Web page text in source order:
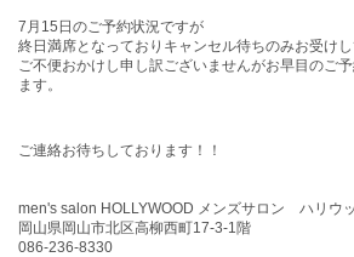
7月15日 のご予約状況ですが
終日満席となっておりキャンセル待ちのみお受けし
ご不便おかけし申し訳ございませんがお早目のご
ます。
ご連絡お待ちしております！！
men's salon HOLLYWOOD メンズサロン ハリウ
岡山県岡山市北区高柳西町17-3-1階
086-236-8330